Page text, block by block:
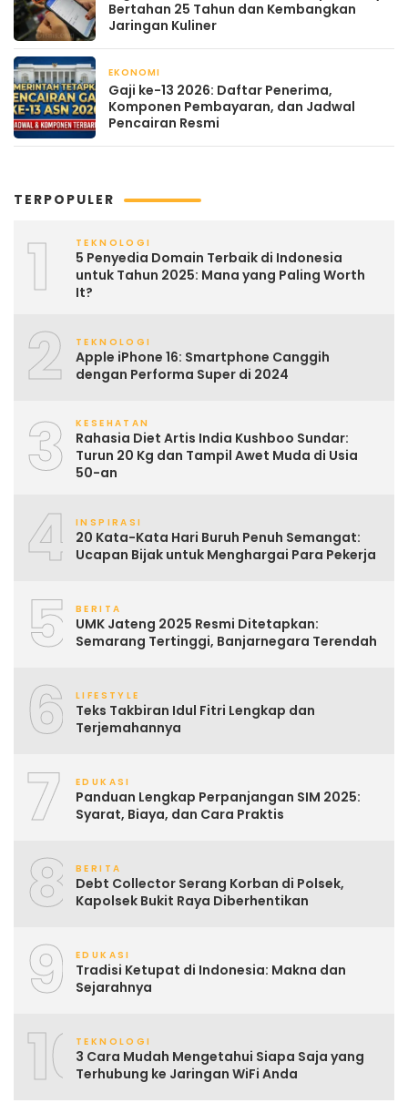
Bertahan 25 Tahun dan Kembangkan
Jaringan Kuliner
EKONOMI
Gaji ke-13 2026: Daftar Penerima,
Komponen Pembayaran, dan Jadwal
Pencairan Resmi
TERPOPULER
1 TEKNOLOGI
5 Penyedia Domain Terbaik di Indonesia
untuk Tahun 2025: Mana yang Paling Worth
It?
2 TEKNOLOGI
Apple iPhone 16: Smartphone Canggih
dengan Performa Super di 2024
3 KESEHATAN
Rahasia Diet Artis India Kushboo Sundar:
Turun 20 Kg dan Tampil Awet Muda di Usia
50-an
4 INSPIRASI
20 Kata-Kata Hari Buruh Penuh Semangat:
Ucapan Bijak untuk Menghargai Para Pekerja
5 BERITA
UMK Jateng 2025 Resmi Ditetapkan:
Semarang Tertinggi, Banjarnegara Terendah
6 LIFESTYLE
Teks Takbiran Idul Fitri Lengkap dan
Terjemahannya
7 EDUKASI
Panduan Lengkap Perpanjangan SIM 2025:
Syarat, Biaya, dan Cara Praktis
8 BERITA
Debt Collector Serang Korban di Polsek,
Kapolsek Bukit Raya Diberhentikan
9 EDUKASI
Tradisi Ketupat di Indonesia: Makna dan
Sejarahnya
10TEKNOLOGI
3 Cara Mudah Mengetahui Siapa Saja yang
Terhubung ke Jaringan WiFi Anda